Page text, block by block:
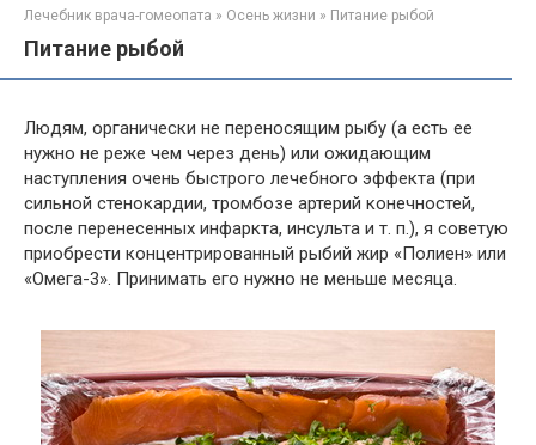
Лечебник врача-гомеопата » Осень жизни » Питание рыбой
Питание рыбой
Людям, органически не переносящим рыбу (а есть ее
нужно не реже чем через день) или ожидающим
наступления очень быстрого лечебного эффекта (при
сильной стенокардии, тромбозе артерий конечностей,
после перенесенных инфаркта, инсульта и т. п.), я советую
приобрести концентрированный рыбий жир «Полиен» или
«Омега-3». Принимать его нужно не меньше месяца.